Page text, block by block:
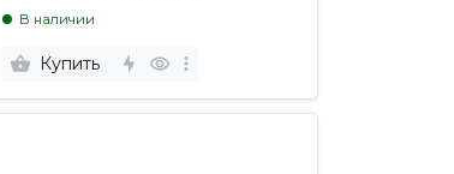
В наличии
Купить